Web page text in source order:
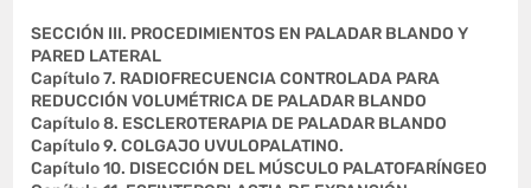
SECCIÓN III. PROCEDIMIENTOS EN PALADAR BLANDO Y
PARED LATERAL
Capítulo 7. RADIOFRECUENCIA CONTROLADA PARA
REDUCCIÓN VOLUMÉTRICA DE PALADAR BLANDO
Capítulo 8. ESCLEROTERAPIA DE PALADAR BLANDO
Capítulo 9. COLGAJO UVULOPALATINO.
Capítulo 10. DISECCIÓN DEL MÚSCULO PALATOFARÍNGEO